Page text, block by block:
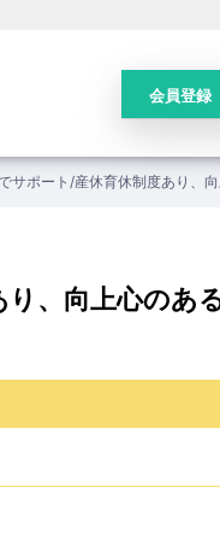
会員登録
ポート/産休育休制度あり、向
、向上心のあ